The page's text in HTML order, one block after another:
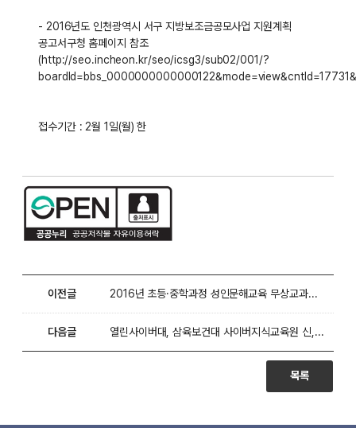
- 2016년도 인천광역시 서구 지방보조금공모사업 지원계획
공고서구청 홈페이지 참조
(http://seo.incheon.kr/seo/icsg3/sub02/001/?
접수기간 : 2월 1일(월) 한
이전글 2016년 초등·중학과정 성인문해교육 무상교과서 보급
다음글 열린사이버대, 삼육보건대 사이버지식교육원 신, 편입생 모집 홍보
목록